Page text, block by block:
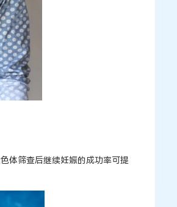
体筛查后继续妊娠的成功率可提